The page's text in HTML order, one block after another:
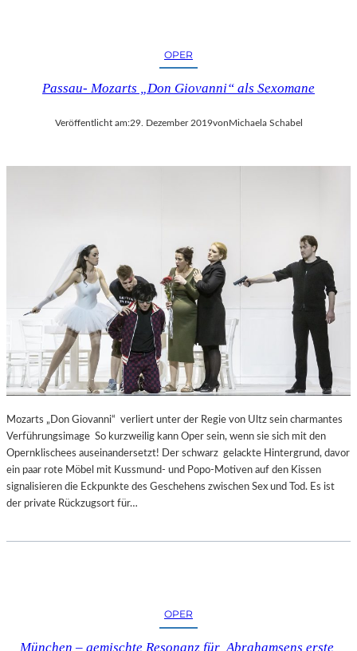
OPER
Passau- Mozarts „Don Giovanni“ als Sexomane
Veröffentlicht am:29. Dezember 2019vonMichaela Schabel
Mozarts „Don Giovanni“ verliert unter der Regie von Ultz sein charmantes
Verführungsimage So kurzweilig kann Oper sein, wenn sie sich mit den
Opernklischees auseinandersetzt! Der schwarz gelackte Hintergrund, davor
ein paar rote Möbel mit Kussmund- und Popo-Motiven auf den Kissen
signalisieren die Eckpunkte des Geschehens zwischen Sex und Tod. Es ist
der private Rückzugsort für…
OPER
München – gemischte Resonanz für Abrahamsens erste